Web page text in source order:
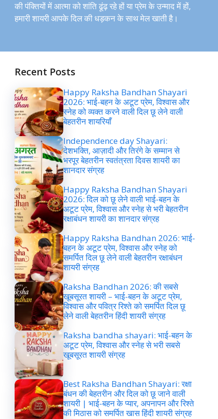
की पंक्तियों में आत्मा को शांति ढूंढ़ रहे हों या प्रेम के उन्माद में हों,
हमारी शायरी आपके दिल की धड़कन के साथ मेल खाती है।
Recent Posts
Happy Raksha Bandhan Shayari
2026: भाई-बहन के अटूट प्रेम, विश्वास और
स्नेह को व्यक्त करने वाली दिल छू लेने वाली
बेहतरीन शायरियाँ
Independence day Shayari:
देशभक्ति, आज़ादी और तिरंगे के सम्मान से
भरपूर बेहतरीन स्वतंत्रता दिवस शायरी का
शानदार संग्रह
Happy Raksha Bandhan Shayari
2026: दिल को छू लेने वाली भाई-बहन के
अटूट प्रेम, विश्वास और स्नेह से भरी बेहतरीन
रक्षाबंधन शायरी का शानदार संग्रह
Happy Raksha Bandhan 2026: भाई-
बहन के अटूट प्रेम, विश्वास और स्नेह को
समर्पित दिल छू लेने वाली बेहतरीन रक्षाबंधन
शायरी संग्रह
Raksha Bandhan 2026: की सबसे
खूबसूरत शायरी – भाई-बहन के अटूट प्रेम,
विश्वास और पवित्र रिश्ते को समर्पित दिल छू
लेने वाली बेहतरीन हिंदी शायरी संग्रह
Raksha bandha shayari: भाई-बहन के
अटूट प्रेम, विश्वास और स्नेह से भरी सबसे
खूबसूरत शायरी संग्रह
Best Raksha Bandhan Shayari: रक्षा
बंधन की बेहतरीन और दिल को छू जाने वाली
शायरी | भाई-बहन के प्यार, अपनापन और रिश्ते
की मिठास को समर्पित खास हिंदी शायरी संग्रह